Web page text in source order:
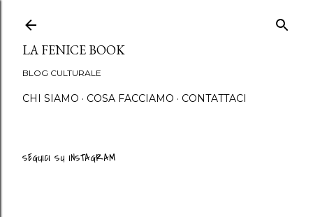
Passa ai contenuti principali
LA FENICE BOOK
BLOG CULTURALE
CHI SIAMO COSA FACCIAMO CONTATTACI
SEGUICI SU INSTAGRAM